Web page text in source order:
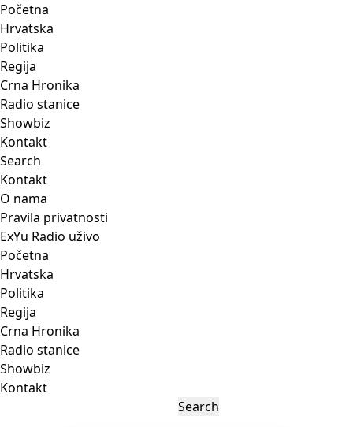
Početna
Hrvatska
Politika
Regija
Crna Hronika
Radio stanice
Showbiz
Kontakt
Search
Kontakt
O nama
Pravila privatnosti
ExYu Radio uživo
Početna
Hrvatska
Politika
Regija
Crna Hronika
Radio stanice
Showbiz
Kontakt